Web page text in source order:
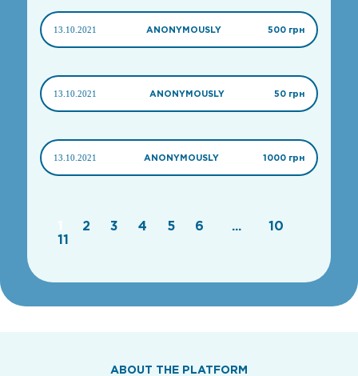
13.10.2021 ANONYMOUSLY 500 грн
13.10.2021 ANONYMOUSLY 50 грн
13.10.2021 ANONYMOUSLY 1000 грн
2 3 4 5 6 ...
10
11
ABOUT THE PLATFORM